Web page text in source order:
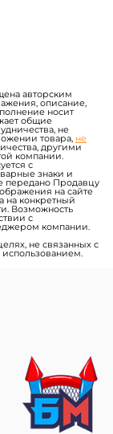
авторским
описание,
носит
общие
не
товара, не
другими
компании.
с
знаки и
передано Продавцу
на сайте
на конкретный
Возможность
с
компании.
не связанных с